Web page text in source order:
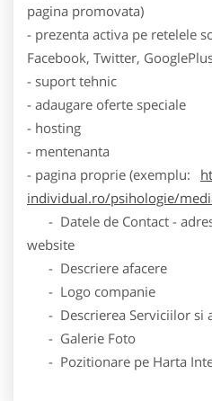
pagina promovata)
- prezenta activa pe retelele
Facebook, Twitter,
- suport tehnic
- adaugare oferte speciale
- hosting
- mentenanta
- pagina proprie (exemplu:
individual.ro/psihologie/
- Datele de Contact -
website
- Descriere afacere
- Logo companie
- Descrierea Serviciilor si
- Galerie Foto
- Pozitionare pe Harta